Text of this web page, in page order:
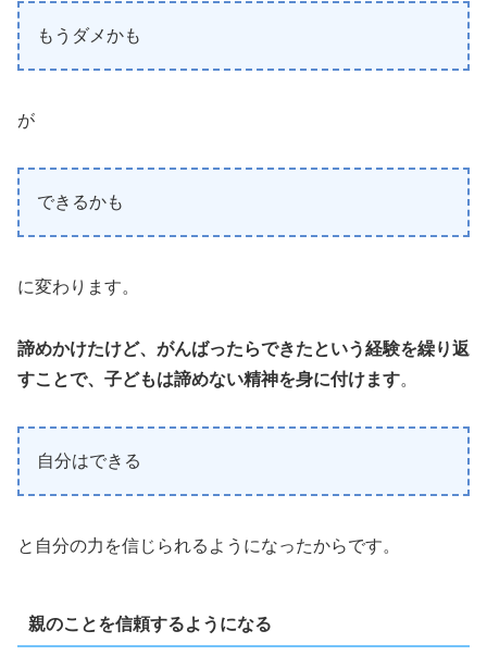
もうダメかも
が
できるかも
に変わります。
諦めかけたけど、がんばったらできたという経験を繰り返
すことで、子どもは諦めない精神を身に付けます。
自分はできる
と自分の力を信じられるようになったからです。
親のことを信頼するようになる